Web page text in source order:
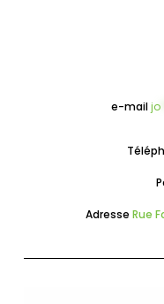
e-mailjo
Adresse Rue